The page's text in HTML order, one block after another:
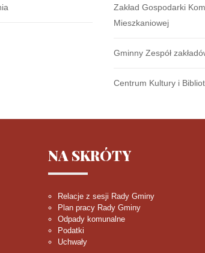
Zakład Gospodarki
Mieszkaniowej
Gminny Zespół
Centrum Kultury i
NA SKRÓTY
Relacje z sesji Rady Gminy
Plan pracy Rady Gminy
Odpady komunalne
Podatki
Uchwały